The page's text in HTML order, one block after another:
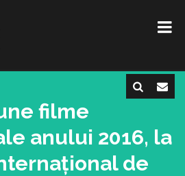
filme
anului 2016, la
de